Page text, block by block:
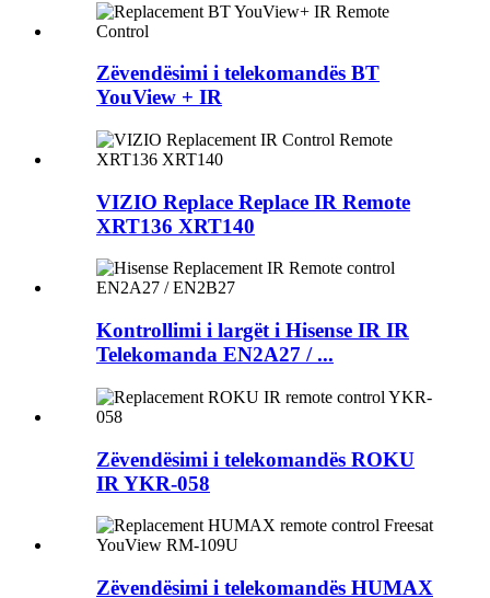
Zëvendësimi i telekomandës BT
YouView + IR
VIZIO Replace Replace IR Remote
XRT136 XRT140
Kontrollimi i largët i Hisense IR IR
Telekomanda EN2A27 / ...
Zëvendësimi i telekomandës ROKU
IR YKR-058
Zëvendësimi i telekomandës HUMAX